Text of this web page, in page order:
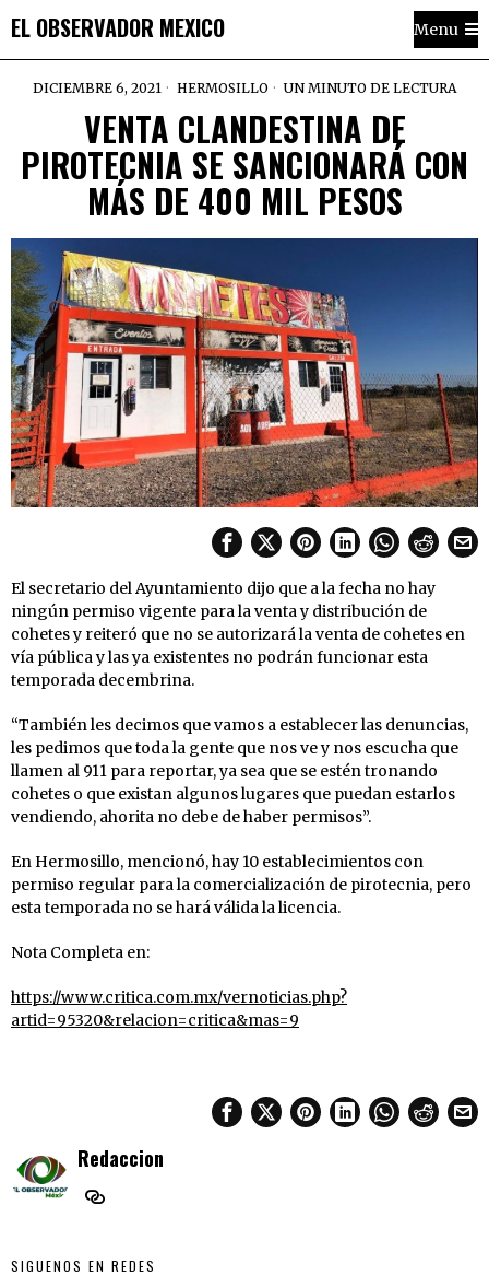
EL OBSERVADOR MEXICO Menu
DICIEMBRE 6, 2021 HERMOSILLO UN MINUTO DE LECTURA
VENTA CLANDESTINA DE
PIROTECNIA SE SANCIONARÁ CON
MÁS DE 400 MIL PESOS
El secretario del Ayuntamiento dijo que a la fecha no hay
ningún permiso vigente para la venta y distribución de
cohetes y reiteró que no se autorizará la venta de cohetes en
vía pública y las ya existentes no podrán funcionar esta
temporada decembrina.
“También les decimos que vamos a establecer las denuncias,
les pedimos que toda la gente que nos ve y nos escucha que
llamen al 911 para reportar, ya sea que se estén tronando
cohetes o que existan algunos lugares que puedan estarlos
vendiendo, ahorita no debe de haber permisos”.
En Hermosillo, mencionó, hay 10 establecimientos con
permiso regular para la comercialización de pirotecnia, pero
esta temporada no se hará válida la licencia.
Nota Completa en:
https://www.critica.com.mx/vernoticias.php?
artid=95320&relacion=critica&mas=9
Redaccion
SIGUENOS EN REDES